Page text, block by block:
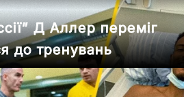
Д Аллер переміг
до тренувань